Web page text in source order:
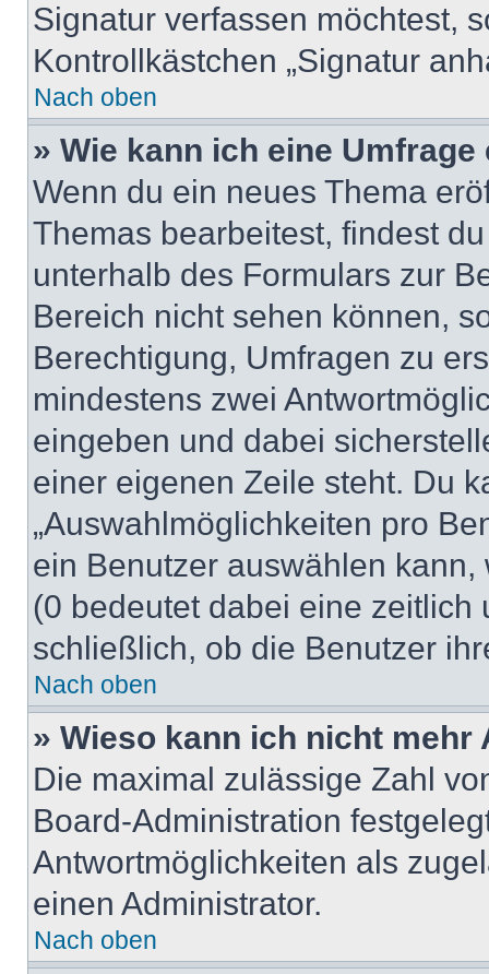
Signatur verfassen möchtest,
Kontrollkästchen „Signatur
Nach oben
» Wie kann ich eine
Wenn du ein neues Thema
Themas bearbeitest, findest
unterhalb des Formulars zur
Bereich nicht sehen können,
Berechtigung, Umfragen zu
mindestens zwei
eingeben und dabei
einer eigenen Zeile steht. Du
„Auswahlmöglichkeiten pro
ein Benutzer auswählen
(0 bedeutet dabei eine
schließlich, ob die Benutzer
Nach oben
» Wieso kann ich nicht
Die maximal zulässige Zahl
Board-Administration
Antwortmöglichkeiten als
einen Administrator.
Nach oben